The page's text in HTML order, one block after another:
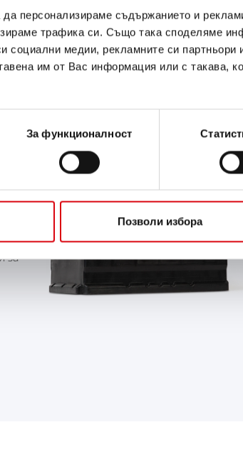
да персонализираме съдържанието и
трафика си. Също така споделяме
социални медии, рекламните си
им от Вас информация или с такава,
За функционалност
Позволи избора
за